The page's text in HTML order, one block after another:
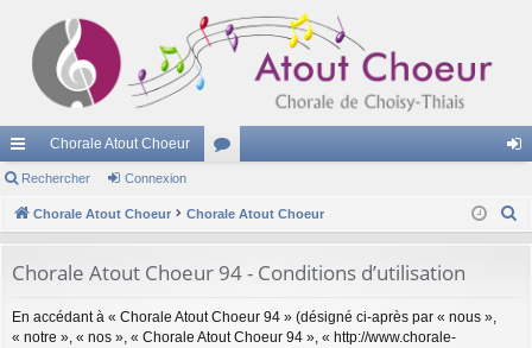
cc
ès
pi
de
Chorale Atout Choeur
u
s
ne
Rechercher Connexion
Chorale Atout Choeur Chorale Atout Choeur
Chorale Atout Choeur 94 - Conditions d’utilisation
En accédant à « Chorale Atout Choeur 94 » (désigné ci-après par « nous »,
« notre », « nos », « Chorale Atout Choeur 94 », « http://www.chorale-